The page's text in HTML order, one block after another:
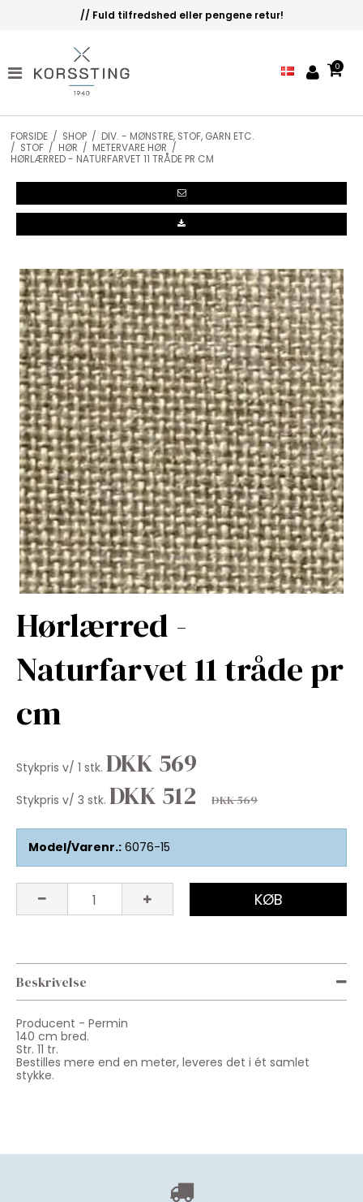
// Fuld tilfredshed eller pengene retur!
0
FORSIDE / SHOP / DIV. - MØNSTRE, STOF, GARN ETC.
/ STOF / HØR / METERVARE HØR /
HØRLÆRRED - NATURFARVET 11 TRÅDE PR CM
Hørlærred -
Naturfarvet 11 tråde pr
cm
Stykpris v/ 1 stk. DKK 569
Stykpris v/ 3 stk. DKK 512 DKK 569
Model/Varenr.: 6076-15
KØB
Beskrivelse
Producent - Permin
140 cm bred.
Str. 11 tr.
Bestilles mere end en meter, leveres det i ét samlet
stykke.